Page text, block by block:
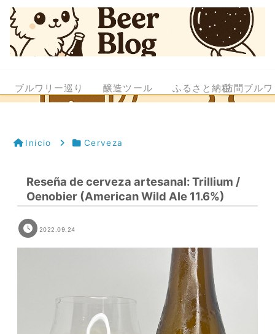
ブルワリー巡り 醸造ツール ふるさと納税訪問ブル
Inicio Cerveza
Reseña de cerveza artesanal: Trillium /
Oenobier (American Wild Ale 11.6%)
2022.09.24